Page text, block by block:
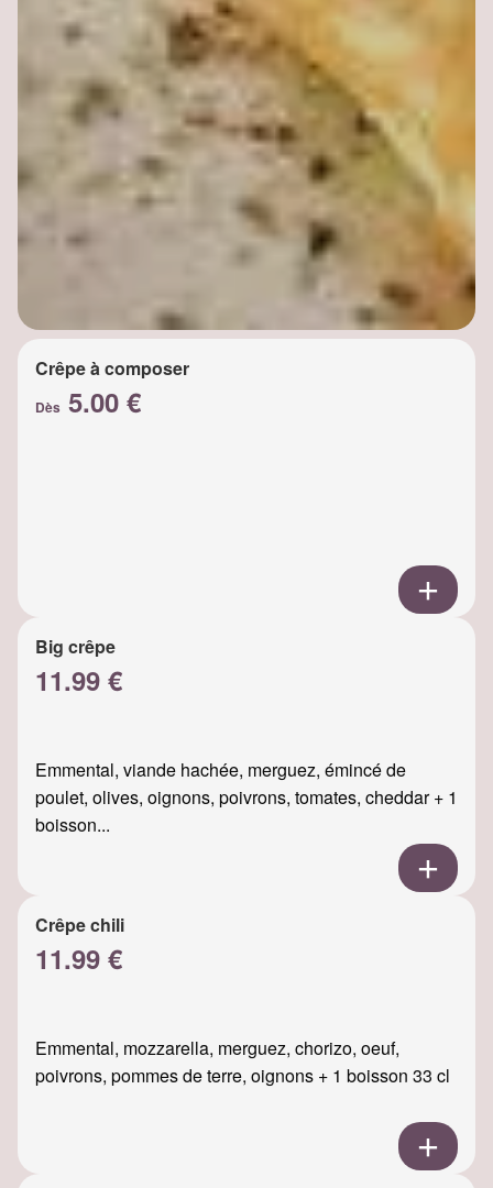
Crêpe à composer
Dès 5.00 €
Big crêpe
11.99 €
Emmental, viande hachée, merguez, émincé de
poulet, olives, oignons, poivrons, tomates, cheddar + 1
boisson...
Crêpe chili
11.99 €
Emmental, mozzarella, merguez, chorizo, oeuf,
poivrons, pommes de terre, oignons + 1 boisson 33 cl